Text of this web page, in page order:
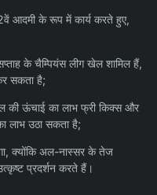
आदमी के रूप में कार्य करते हुए,
के चैम्पियंस लीग खेल शामिल हैं,
सकता है;
की ऊंचाई का लाभ फ्री किक्स और
लाभ उठा सकता है;
क्योंकि अल-नास्सर के तेज
प्रदर्शन करते हैं।